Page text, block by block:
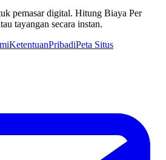
pemasar digital. Hitung Biaya Per
tayangan secara instan.
KetentuanPribadiPeta Situs